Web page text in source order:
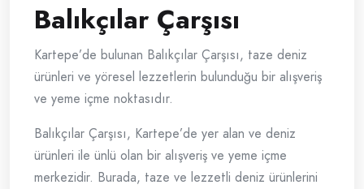
Balıkçılar Çarşısı
Kartepe’de bulunan Balıkçılar Çarşısı, taze deniz
ürünleri ve yöresel lezzetlerin bulunduğu bir alışveriş
ve yeme içme noktasıdır.
Balıkçılar Çarşısı, Kartepe’de yer alan ve deniz
ürünleri ile ünlü olan bir alışveriş ve yeme içme
merkezidir. Burada, taze ve lezzetli deniz ürünlerini